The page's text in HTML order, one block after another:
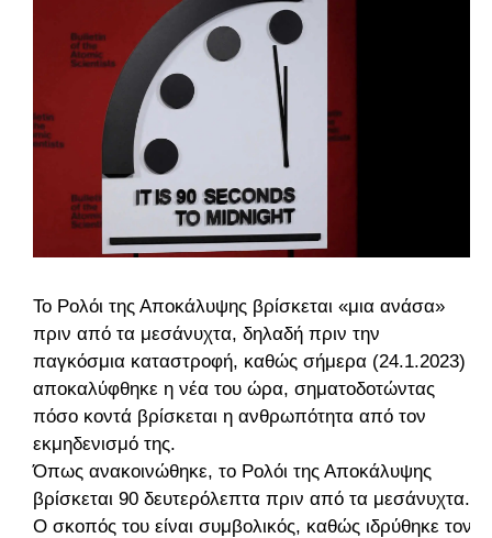
Το Ρολόι της Αποκάλυψης βρίσκεται «μια ανάσα»
πριν από τα μεσάνυχτα, δηλαδή πριν την
παγκόσμια καταστροφή, καθώς σήμερα (24.1.2023)
αποκαλύφθηκε η νέα του ώρα, σηματοδοτώντας
πόσο κοντά βρίσκεται η ανθρωπότητα από τον
εκμηδενισμό της.
Όπως ανακοινώθηκε, το Ρολόι της Αποκάλυψης
βρίσκεται 90 δευτερόλεπτα πριν από τα μεσάνυχτα.
Ο σκοπός του είναι συμβολικός, καθώς ιδρύθηκε τον